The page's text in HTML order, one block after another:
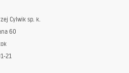
Cylwik sp. k.
60
21